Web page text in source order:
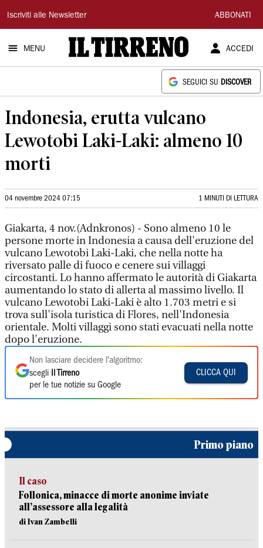
Il
Tirreno
Iscriviti alle Newsletter ABBONATI
MENU ACCEDI
SEGUICI SU DISCOVER
Indonesia, erutta vulcano
Lewotobi Laki-Laki: almeno 10
morti
04 novembre 2024 07:15 1 MINUTI DI LETTURA
Giakarta, 4 nov.(Adnkronos) - Sono almeno 10 le
persone morte in Indonesia a causa dell'eruzione del
vulcano Lewotobi Laki-Laki, che nella notte ha
riversato palle di fuoco e cenere sui villaggi
circostanti. Lo hanno affermato le autorità di Giakarta
aumentando lo stato di allerta al massimo livello. Il
vulcano Lewotobi Laki-Laki è alto 1.703 metri e si
trova sull'isola turistica di Flores, nell'Indonesia
orientale. Molti villaggi sono stati evacuati nella notte
dopo l'eruzione.
Non lasciare decidere l'algoritmo:
scegli
Il Tirreno
per le tue notizie su Google
CLICCA QUI
Primo piano
Il caso
Follonica, minacce di morte anonime inviate
all’assessore alla legalità
di Ivan Zambelli